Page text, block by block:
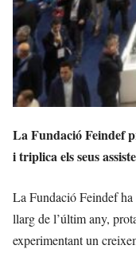
La Fundació Feindef
i triplica els seus
La Fundació Feindef ha
llarg de l’últim any,
experimentant un